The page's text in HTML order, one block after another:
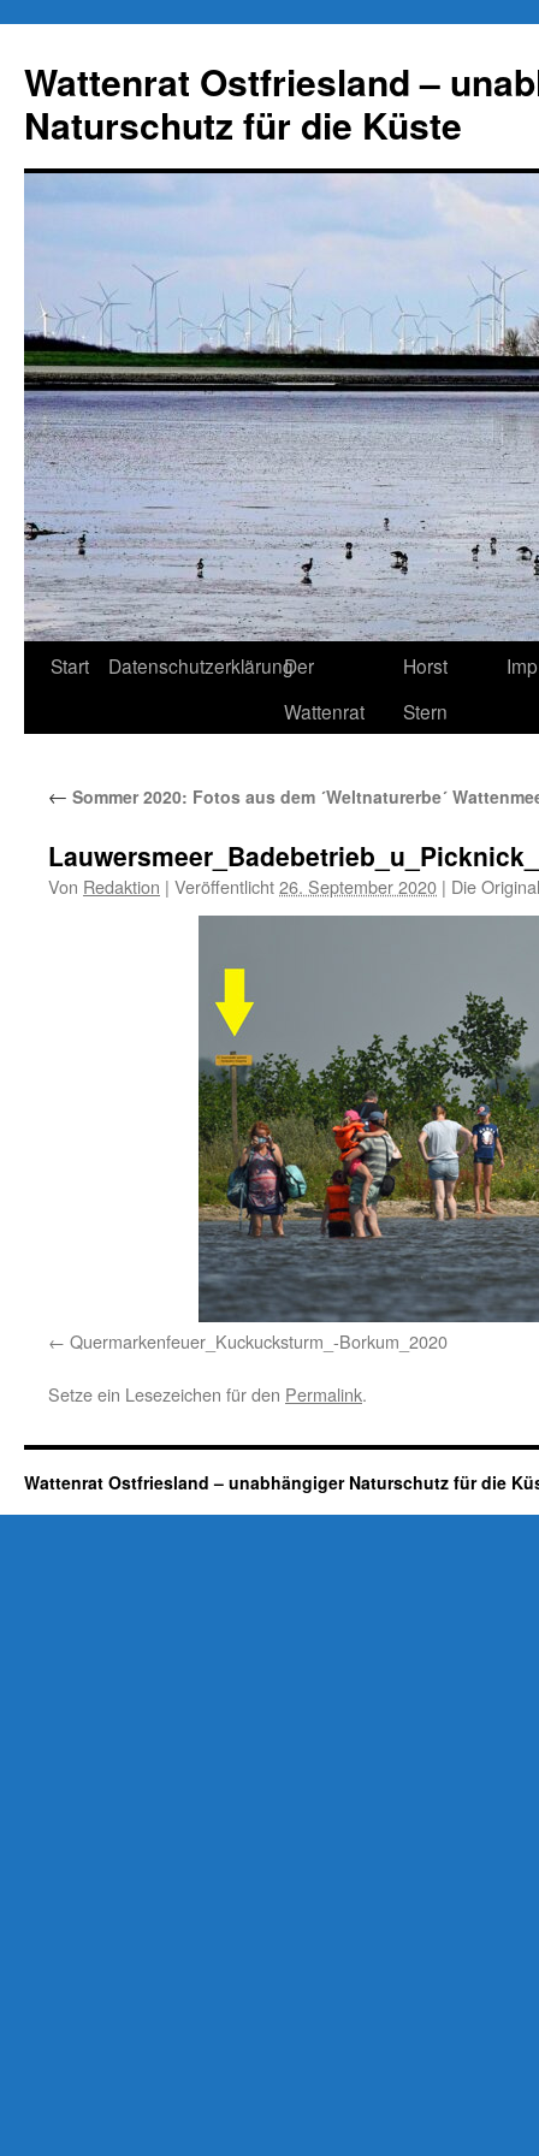
springen
Wattenrat Ostfriesland –
Naturschutz für die Küste
Start DatenschutzerklärungDer
Wattenrat
Horst
Stern
← Sommer 2020: Fotos aus dem ´Weltnaturerbe´
Von Redaktion | Veröffentlicht26. September 2020 | Die
Quermarkenfeuer_Kuckucksturm_-Borkum_2020
Setze ein Lesezeichen für den Permalink.
Wattenrat Ostfriesland – unabhängiger Naturschutz für die